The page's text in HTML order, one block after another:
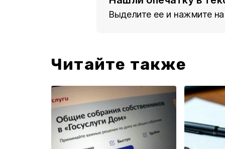
Выделите ее и нажмите на
Читайте также